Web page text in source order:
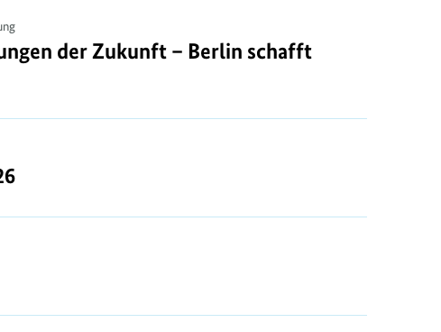
der Zukunft – Berlin schafft Bewegung"
der Zukunft – Berlin schafft